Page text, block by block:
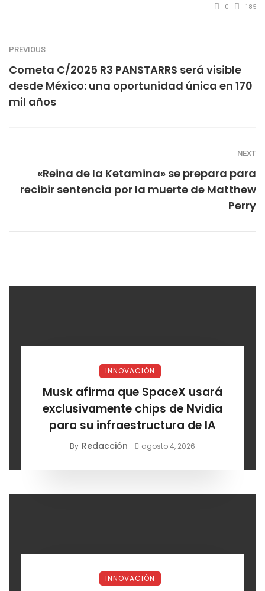
0 185
PREVIOUS
Cometa C/2025 R3 PANSTARRS será visible
desde México: una oportunidad única en 170
mil años
NEXT
«Reina de la Ketamina» se prepara para
recibir sentencia por la muerte de Matthew
Perry
INNOVACIÓN
Musk afirma que SpaceX usará
exclusivamente chips de Nvidia
para su infraestructura de IA
By Redacción agosto 4, 2026
INNOVACIÓN